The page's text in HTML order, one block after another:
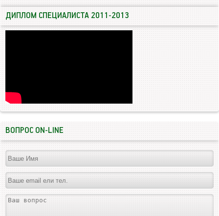
ДИПЛОМ СПЕЦИАЛИСТА 2011-2013
ВОПРОС ON-LINE